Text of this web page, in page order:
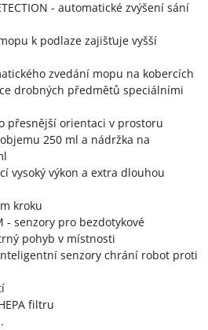
- automatické zvýšení sání
k podlaze zajišťuje vyšší
zvedání mopu na kobercích
drobných předmětů speciálními
přesnější orientaci v prostoru
250 ml a nádržka na
vysoký výkon a extra dlouhou
kroku
- senzory pro bezdotykové
pohyb v místnosti
inteligentní senzory chrání robot proti
filtru